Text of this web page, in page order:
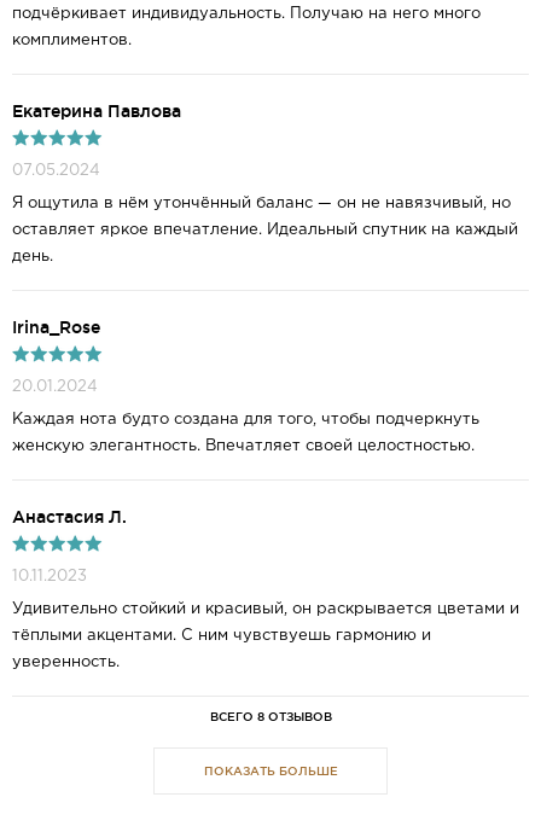
подчёркивает индивидуальность. Получаю на него много
комплиментов.
Екатерина Павлова
07.05.2024
Я ощутила в нём утончённый баланс — он не навязчивый, но
оставляет яркое впечатление. Идеальный спутник на каждый
день.
Irina_Rose
20.01.2024
Каждая нота будто создана для того, чтобы подчеркнуть
женскую элегантность. Впечатляет своей целостностью.
Анастасия Л.
10.11.2023
Удивительно стойкий и красивый, он раскрывается цветами и
тёплыми акцентами. С ним чувствуешь гармонию и
уверенность.
ВСЕГО 8 ОТЗЫВОВ
ПОКАЗАТЬ БОЛЬШЕ